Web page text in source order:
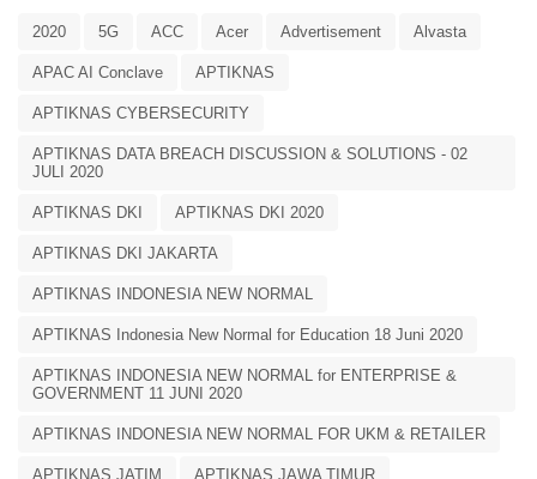
2020 5G ACC Acer Advertisement Alvasta
APAC AI Conclave APTIKNAS
APTIKNAS CYBERSECURITY
APTIKNAS DATA BREACH DISCUSSION & SOLUTIONS - 02
JULI 2020
APTIKNAS DKI APTIKNAS DKI 2020
APTIKNAS DKI JAKARTA
APTIKNAS INDONESIA NEW NORMAL
APTIKNAS Indonesia New Normal for Education 18 Juni 2020
APTIKNAS INDONESIA NEW NORMAL for ENTERPRISE &
GOVERNMENT 11 JUNI 2020
APTIKNAS INDONESIA NEW NORMAL FOR UKM & RETAILER
APTIKNAS JATIM APTIKNAS JAWA TIMUR